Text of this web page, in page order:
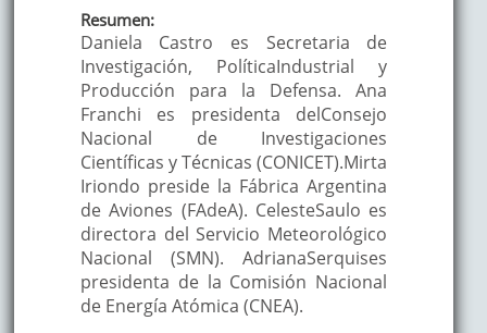
Resumen:
Daniela Castro es Secretaria de
Investigación, PolíticaIndustrial y
Producción para la Defensa. Ana
Franchi es presidenta delConsejo
Nacional de Investigaciones
Científicas y Técnicas (CONICET).Mirta
Iriondo preside la Fábrica Argentina
de Aviones (FAdeA). CelesteSaulo es
directora del Servicio Meteorológico
Nacional (SMN). AdrianaSerquises
presidenta de la Comisión Nacional
de Energía Atómica (CNEA).